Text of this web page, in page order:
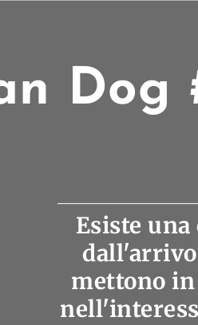
Dog
Esiste
dall'arrivo
mettono